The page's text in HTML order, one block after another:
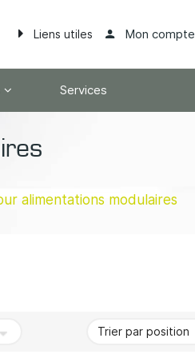
Liens utiles Mon compte
Services
alimentations modulaires